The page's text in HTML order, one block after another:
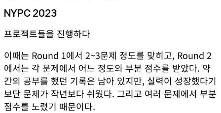
NYPC 2023
프로젝트들을 진행하다
이때는 Round 1에서 2~3문제 정도를 맞히고, Round 2
에서는 각 문제에서 어느 정도의 부분 점수를 받았다. 약
간의 공부를 했던 기록은 남아 있지만, 실력이 성장했다기
보단 문제가 작년보다 쉬웠다. 그리고 여러 문제에서 부분
점수를 노렸기 때문이다.